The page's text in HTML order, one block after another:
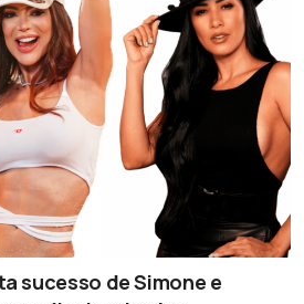
sucesso de Simone e